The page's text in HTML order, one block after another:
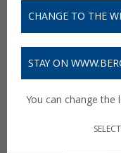
CHANGE TO THE
STAY ON
You can change the